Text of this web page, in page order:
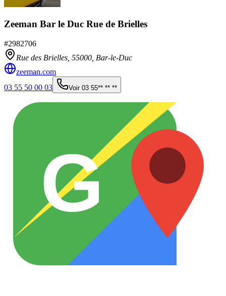
Zeeman Bar le Duc Rue de Brielles
#2982706
Rue des Brielles, 55000 Bar-le-Duc
zeeman.com
03 55 50 00 03
Voir 03 55** ** **
G